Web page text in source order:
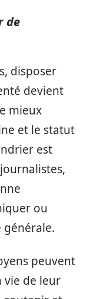
de
disposer
devient
mieux
et le statut
est
ou
peuvent
vie de leur